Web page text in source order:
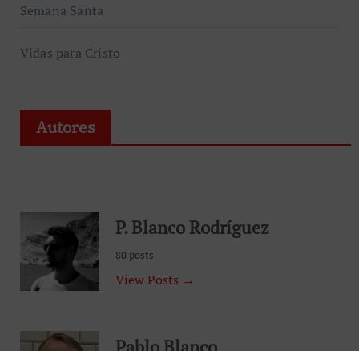
Semana Santa
Vidas para Cristo
Autores
P. Blanco Rodríguez
80 posts
View Posts →